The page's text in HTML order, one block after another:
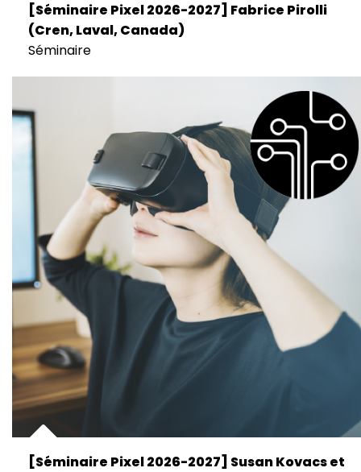
[Séminaire Pixel 2026-2027] Fabrice Pirolli
(Cren, Laval, Canada)
Séminaire
[Séminaire Pixel 2026-2027] Susan Kovacs et